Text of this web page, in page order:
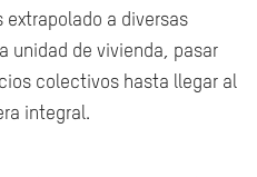
extrapolado a diversas
unidad de vivienda, pasar
colectivos hasta llegar al
integral.